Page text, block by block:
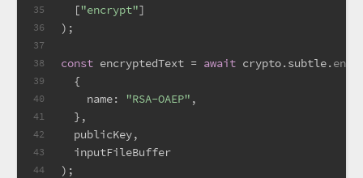
35
36
37
38
39
40
41
42
43
44
  [
"encrypt"]
);
const encryptedText = await crypto.subtle.
  {
name: "RSA-OAEP" ,
  },
  publicKey,
  inputFileBuffer
);